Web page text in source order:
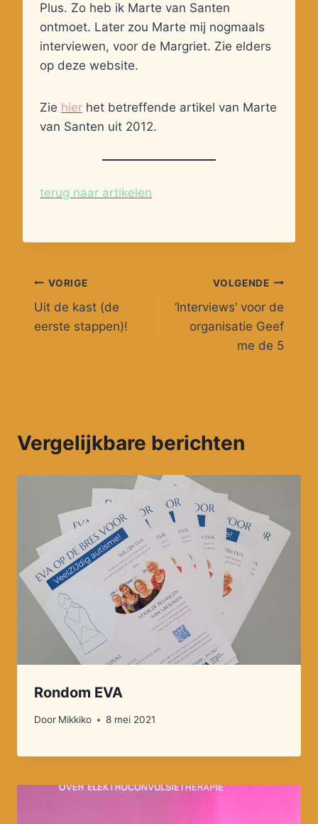
Plus. Zo heb ik Marte van Santen
ontmoet. Later zou Marte mij nogmaals
interviewen, voor de Margriet. Zie elders
op deze website.
Zie hier het betreffende artikel van Marte
van Santen uit 2012.
terug naar artikelen
Bericht
navigatie
VORIGE
Uit de kast (de
eerste stappen)!
VOLGENDE
‘Interviews’ voor de
organisatie Geef
me de 5
Vergelijkbare berichten
Rondom EVA
Door Mikkiko 8 mei 2021